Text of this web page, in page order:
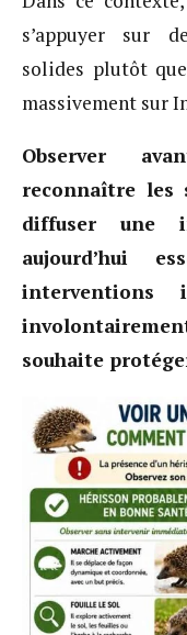
s’appuyer sur
solides plutôt
massivement sur
Observer
reconnaître les
diffuser une
aujourd’hui
interventions
souhaite